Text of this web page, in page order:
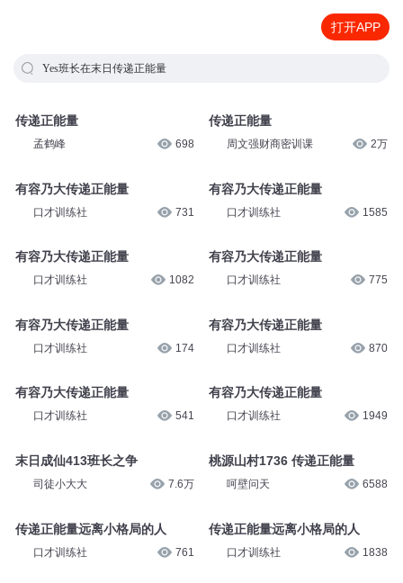
打开APP
Yes班长在末日传递正能量
传递正能量
孟鹤峰 698
有容乃大传递正能量
口才训练社 731
有容乃大传递正能量
口才训练社 1082
有容乃大传递正能量
口才训练社 174
有容乃大传递正能量
口才训练社 541
末日成仙413班长之争
司徒小大大 7.6万
传递正能量远离小格局的人
口才训练社 761
传递正能量
周文强财商密训课 2万
有容乃大传递正能量
口才训练社 1585
有容乃大传递正能量
口才训练社 775
有容乃大传递正能量
口才训练社 870
有容乃大传递正能量
口才训练社 1949
桃源山村1736 传递正能量
呵壁问天 6588
传递正能量远离小格局的人
口才训练社 1838